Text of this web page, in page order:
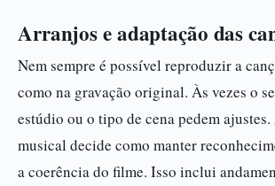
Arranjos e adaptação das
Nem sempre é possível reproduzir a
como na gravação original. Às vezes o
estúdio ou o tipo de cena pedem
musical decide como manter
a coerência do filme. Isso inclui